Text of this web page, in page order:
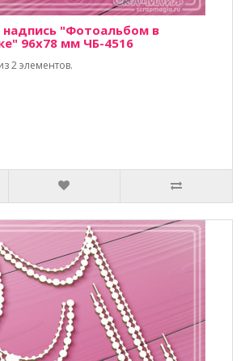
"Фотоальбом в
96х78 мм ЧБ-4516
2 элементов.